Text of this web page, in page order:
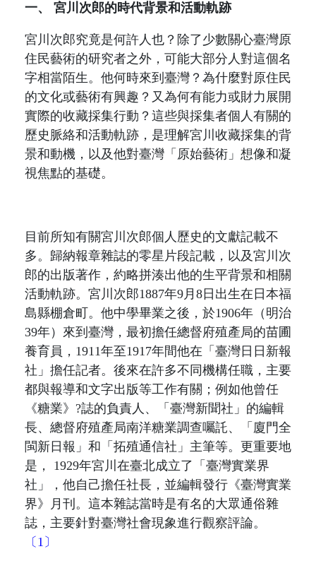
一、 宮川次郎的時代背景和活動軌跡
宮川次郎究竟是何許人也？除了少數關心臺灣原
住民藝術的研究者之外，可能大部分人對這個名
字相當陌生。他何時來到臺灣？為什麼對原住民
的文化或藝術有興趣？又為何有能力或財力展開
實際的收藏採集行動？這些與採集者個人有關的
歷史脈絡和活動軌跡，是理解宮川收藏採集的背
景和動機，以及他對臺灣「原始藝術」想像和凝
視焦點的基礎。
目前所知有關宮川次郎個人歷史的文獻記載不
多。歸納報章雜誌的零星片段記載，以及宮川次
郎的出版著作，約略拼湊出他的生平背景和相關
活動軌跡。宮川次郎1887年9月 8 日出生在日本福
島縣棚倉町。他中學畢業之後，於1906年（明治
39年）來到臺灣，最初擔任總督府殖產局的苗圃
養育員， 1911年至1917年間他在「臺灣日日新報
社」擔任記者。後來在許多不同機構任職，主要
都與報導和文字出版等工作有關；例如他曾任
《糖業》?誌的負責人、「臺灣新聞社」的編輯
長、總督府殖產局南洋糖業調查囑託、「廈門全
閩新日報」和「拓殖通信社」主筆等。更重要地
是，
1929年宮川在臺北成立了「臺灣實業界
社」，他自己擔任社長，並編輯發行《臺灣實業
界》月刊。這本雜誌當時是有名的大眾通俗雜
誌，主要針對臺灣社會現象進行觀察評論。
〔1〕